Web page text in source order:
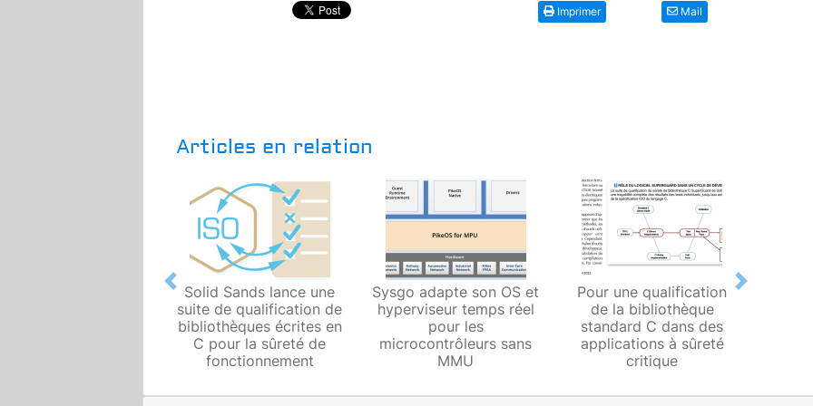
Imprimer Mail
Articles en relation
Solid Sands lance une
suite de qualification de
bibliothèques écrites en
C pour la sûreté de
fonctionnement
Sysgo adapte son OS et
hyperviseur temps réel
pour les
microcontrôleurs sans
MMU
Pour une qualification
de la bibliothèque
standard C dans des
applications à sûreté
critique
Previous Next